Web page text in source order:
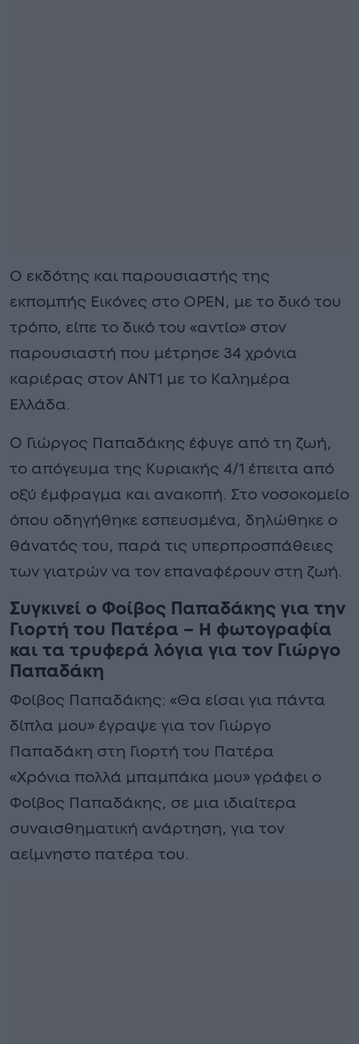
O εκδότης και παρουσιαστής της
εκπομπής Εικόνες στο OPEN, με το δικό του
τρόπο, είπε το δικό του «αντίο» στον
παρουσιαστή που μέτρησε 34 χρόνια
καριέρας στον ΑΝΤ1 με το Καλημέρα
Ελλάδα.
Ο Γιώργος Παπαδάκης έφυγε από τη ζωή,
το απόγευμα της Κυριακής 4/1 έπειτα από
οξύ έμφραγμα και ανακοπή. Στο νοσοκομείο
όπου οδηγήθηκε εσπευσμένα, δηλώθηκε ο
θάνατός του, παρά τις υπερπροσπάθειες
των γιατρών να τον επαναφέρουν στη ζωή.
Συγκινεί ο Φοίβος Παπαδάκης για την
Γιορτή του Πατέρα – Η φωτογραφία
και τα τρυφερά λόγια για τον Γιώργο
Παπαδάκη
Φοίβος Παπαδάκης: «Θα είσαι για πάντα
δίπλα μου» έγραψε για τον Γιώργο
Παπαδάκη στη Γιορτή του Πατέρα
«Χρόνια πολλά μπαμπάκα μου» γράφει ο
Φοίβος Παπαδάκης, σε μια ιδιαίτερα
συναισθηματική ανάρτηση, για τον
αείμνηστο πατέρα του.